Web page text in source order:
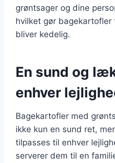
grøntsager og dine
hvilket gør bagekartofler
bliver kedelig.
En sund og
enhver
Bagekartofler med
ikke kun en sund ret,
tilpasses til enhver
serverer dem til en